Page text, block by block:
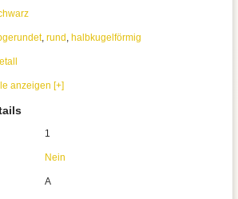
, rund , halbkugelförmig
anzeigen [+]
1
Nein
A